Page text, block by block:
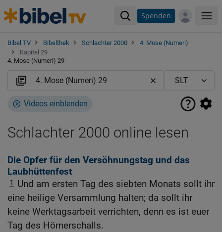
Spenden
Bibel TV Bibelthek Schlachter 2000
4. Mose (Numeri)
Kapitel 29
4. Mose (Numeri) 29
Videos einblenden
Schlachter 2000 online lesen
Die Opfer für den Versöhnungstag und das
Laubhüttenfest
1
Und am ersten Tag des siebten Monats sollt ihr
eine heilige Versammlung halten; da sollt ihr
keine Werktagsarbeit verrichten, denn es ist euer
Tag des Hörnerschalls.